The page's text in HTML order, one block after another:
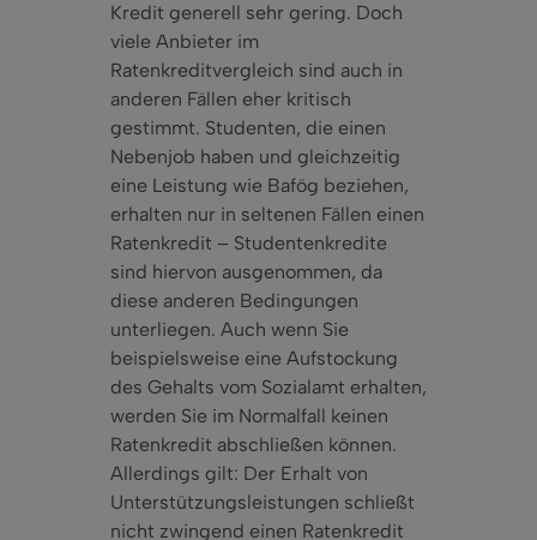
Kredit generell sehr gering. Doch
viele Anbieter im
Ratenkreditvergleich sind auch in
anderen Fällen eher kritisch
gestimmt. Studenten, die einen
Nebenjob haben und gleichzeitig
eine Leistung wie Bafög beziehen,
erhalten nur in seltenen Fällen einen
Ratenkredit – Studentenkredite
sind hiervon ausgenommen, da
diese anderen Bedingungen
unterliegen. Auch wenn Sie
beispielsweise eine Aufstockung
des Gehalts vom Sozialamt erhalten,
werden Sie im Normalfall keinen
Ratenkredit abschließen können.
Allerdings gilt: Der Erhalt von
Unterstützungsleistungen schließt
nicht zwingend einen Ratenkredit